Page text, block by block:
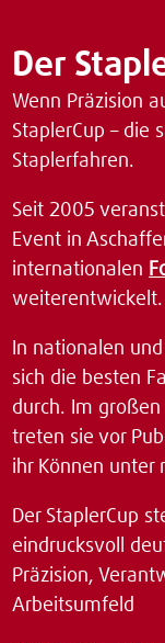
Der
Wenn Präzision
StaplerCup – die
Staplerfahren.
Seit 2005
Event in
internationalen
weiterentwickelt.
In nationalen
sich die besten
durch. Im
treten sie vor
ihr Können unter
Der StaplerCup
eindrucksvoll
Präzision,
Arbeitsumfeld